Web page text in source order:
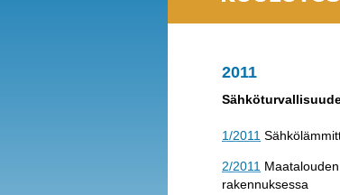
2011
1/2011
2/2011
rakennuksessa